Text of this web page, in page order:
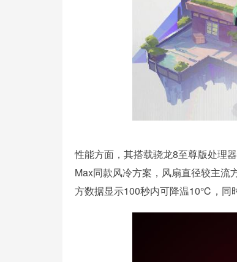
性能方面，其搭载骁龙8至尊版处理
Max同款风冷方案，风扇直径较主流
方数据显示100秒内可降温10℃，同